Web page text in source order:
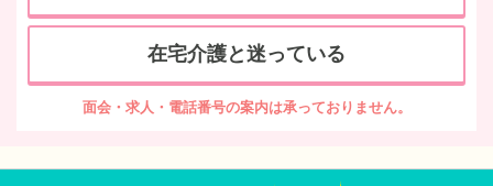
在宅介護と迷っている
面会・求人・電話番号の案内は承っておりません。